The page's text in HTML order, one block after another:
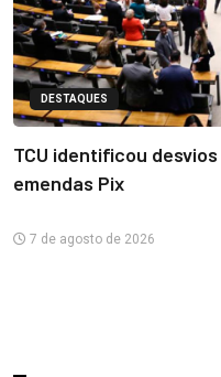
DESTAQUES
TCU identificou
emendas Pix
7 de agosto de 2026